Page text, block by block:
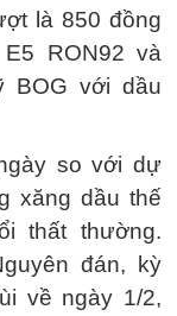
là 850 đồng
RON92 và
BOG với dầu
so với dự
xăng dầu thế
thất thường.
đán, kỳ
về ngày 1/2,